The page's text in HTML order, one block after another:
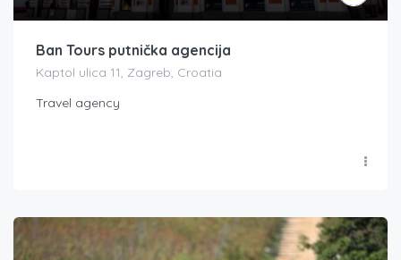
Ban Tours putnička agencija
Kaptol ulica 11, Zagreb, Croatia
Travel agency